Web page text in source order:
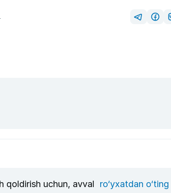
qoldirish uchun, avval ro‘yxatdan o‘ting